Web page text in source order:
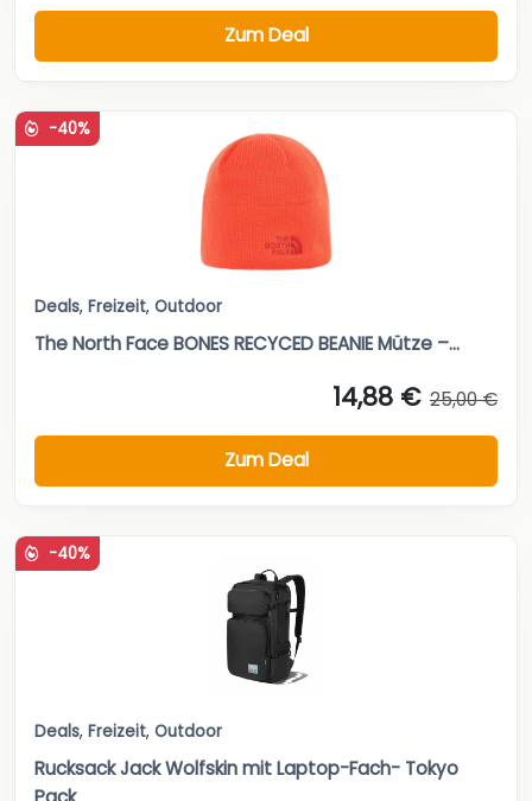
Zum Deal
-40%
Deals, Freizeit, Outdoor
The North Face BONES RECYCED BEANIE Mütze –...
14,88 € 25,00 €
Zum Deal
-40%
Deals, Freizeit, Outdoor
Rucksack Jack Wolfskin mit Laptop-Fach- Tokyo